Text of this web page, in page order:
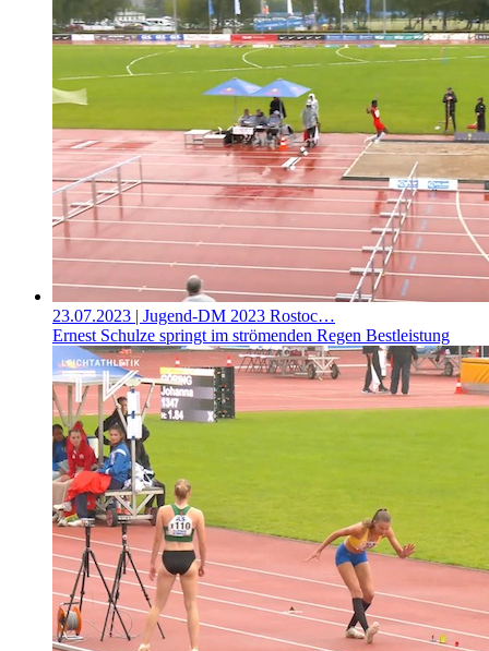
23.07.2023 | Jugend-DM 2023 Rostoc…
Ernest Schulze springt im strömenden Regen Bestleistung